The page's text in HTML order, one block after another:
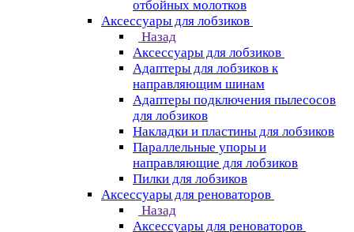
отбойных молотков
Аксессуары для лобзиков
Назад
Аксессуары для лобзиков
Адаптеры для лобзиков к
направляющим шинам
Адаптеры подключения пылесосов
для лобзиков
Накладки и пластины для лобзиков
Параллельные упоры и
направляющие для лобзиков
Пилки для лобзиков
Аксессуары для реноваторов
Назад
Аксессуары для реноваторов